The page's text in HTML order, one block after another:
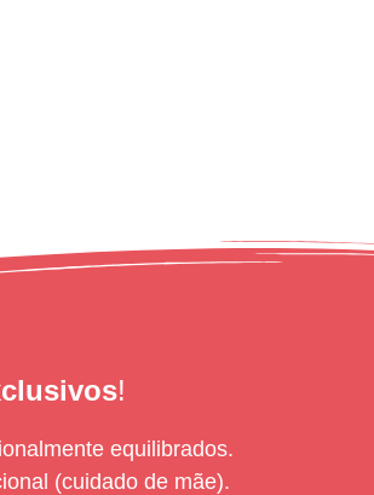
!
equilibrados.
(cuidado de mãe).